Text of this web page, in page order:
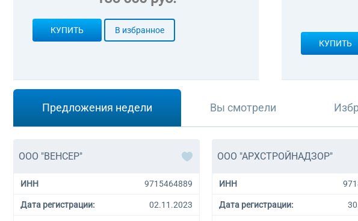
КУПИТЬ В избранное
КУПИТЬ
Предложения недели Вы смотрели
ООО "ВЕНСЕР"
ИНН 9715464889
Дата регистрации: 02.11.2023
ООО "АРХСТРОЙНАДЗОР"
ИНН
Дата регистрации: